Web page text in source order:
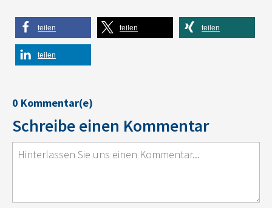
teilen teilen teilen
teilen
0 Kommentar(e)
Schreibe einen Kommentar